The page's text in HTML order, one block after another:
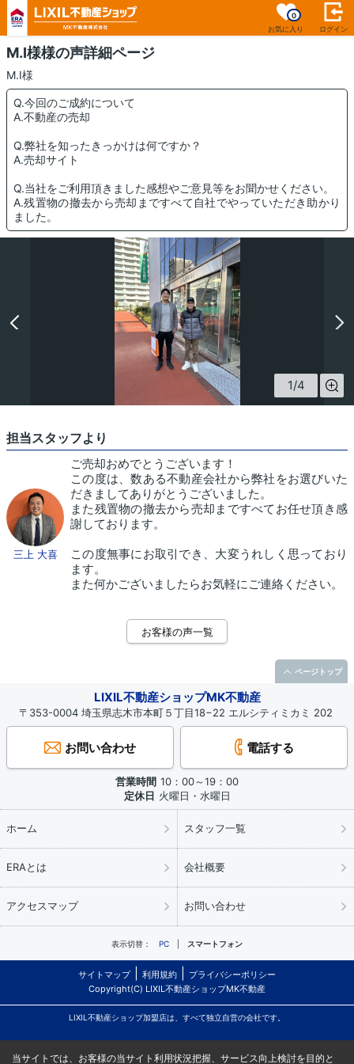
お気に入り
0
ログイン
M.I様様の声詳細ページ
M.I様
Q.今回のご成約について
A.不動産の売却
Q.弊社を知ったきっかけは何ですか？
A.売却サイト
Q.当社をご利用頂きました感想やご意見等をお聞かせください。
A.残置物の撤去から売却まですべて自社でやっていただき助かり
ました。
1/4
担当スタッフより
三上 大喜
ご売却おめでとうございます！
この度は、数ある不動産会社から弊社をお選びいた
だきましてありがとうございました。
また残置物の撤去から売却まですべてお任せ頂き感
謝しております。
この度無事にお取引でき、大変うれしく思っており
ます。
また何かございましたらお気軽にご連絡ください。
お客様の声一覧
LIXIL不動産ショップMK不動産
〒353-0004 埼玉県志木市本町５丁目18−22 エルシティミカミ 202
お問い合わせ 電話する
営業時間 10：00～19：00
定休日 火曜日・水曜日
ホーム スタッフ一覧
ERAとは 会社概要
アクセスマップ お問い合わせ
表示切替： PC スマートフォン
サイトマップ 利用規約
プライバシーポリシー
Copyright(C) LIXIL不動産ショップMK不動産
LIXIL不動産ショップ加盟店は、すべて独立自営の会社です。
ページトップ
当サイトでは、お客様の当サイト利用状況把握、サービス向上検討を目的と